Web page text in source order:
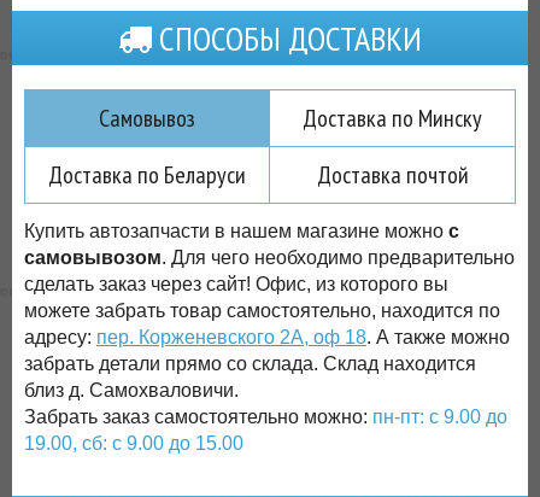
СПОСОБЫ ДОСТАВКИ
Самовывоз
Доставка по Минску
Доставка по Беларуси
Доставка почтой
Купить автозапчасти в нашем магазине можно с
самовывозом. Для чего необходимо предварительно
сделать заказ через сайт! Офис, из которого вы
можете забрать товар самостоятельно, находится по
адресу: пер. Корженевского 2А, оф 18. А также можно
забрать детали прямо со склада. Склад находится
близ д. Самохваловичи.
Забрать заказ самостоятельно можно: пн-пт: с 9.00 до
19.00, сб: с 9.00 до 15.00